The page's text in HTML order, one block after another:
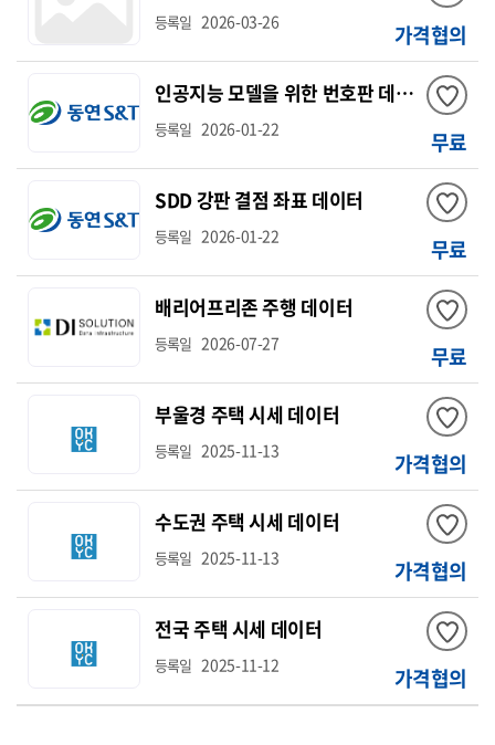
등록일 2026-03-26 가격협의
인공지능 모델을 위한 번호판 데이터
등록일 2026-01-22 무료
SDD 강판 결점 좌표 데이터
등록일 2026-01-22 무료
배리어프리존 주행 데이터
등록일 2026-07-27 무료
부울경 주택 시세 데이터
등록일 2025-11-13 가격협의
수도권 주택 시세 데이터
등록일 2025-11-13 가격협의
전국 주택 시세 데이터
등록일 2025-11-12 가격협의